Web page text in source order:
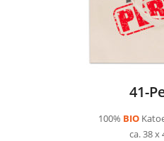
41-
100% BIO
ca. 38 x